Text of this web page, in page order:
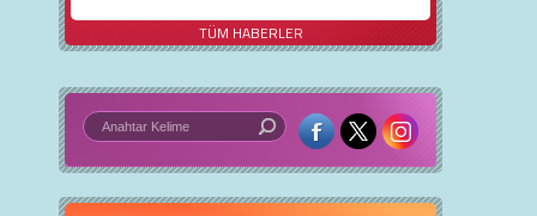
TÜM HABERLER